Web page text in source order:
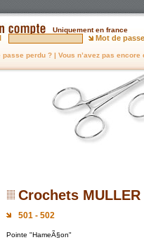
Uniquement en france
Mot de passe
passe perdu ? | Vous n’avez pas encore
Crochets MULLER
501 - 502
Pointe "HameÃ§on"